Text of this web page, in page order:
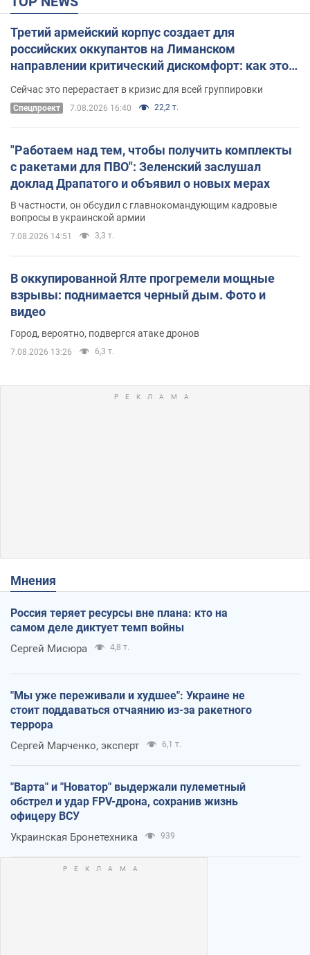
Третий армейский корпус создает для
российских оккупантов на Лиманском
направлении критический дискомфорт: как это
удалось
Сейчас это перерастает в кризис для всей группировки
Спецпроект 7.08.2026 16:40 22,2 т.
"Работаем над тем, чтобы получить комплекты
с ракетами для ПВО": Зеленский заслушал
доклад Драпатого и объявил о новых мерах
В частности, он обсудил с главнокомандующим кадровые
вопросы в украинской армии
7.08.2026 14:51 3,3 т.
В оккупированной Ялте прогремели мощные
взрывы: поднимается черный дым. Фото и
видео
Город, вероятно, подвергся атаке дронов
7.08.2026 13:26 6,3 т.
Мнения
Россия теряет ресурсы вне плана: кто на
самом деле диктует темп войны
Сергей Мисюра 4,8 т.
"Мы уже переживали и худшее": Украине не
стоит поддаваться отчаянию из-за ракетного
террора
Сергей Марченко, эксперт 6,1 т.
"Варта" и "Новатор" выдержали пулеметный
обстрел и удар FPV-дрона, сохранив жизнь
офицеру ВСУ
Украинская Бронетехника 939